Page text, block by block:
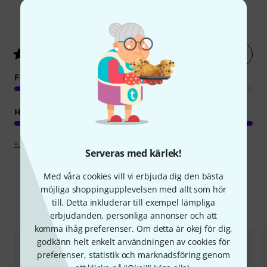
Serveras med kärlek!
Med våra cookies vill vi erbjuda dig den bästa
möjliga shoppingupplevelsen med allt som hör
till. Detta inkluderar till exempel lämpliga
erbjudanden, personliga annonser och att
komma ihåg preferenser. Om detta är okej för dig,
godkänn helt enkelt användningen av cookies för
preferenser, statistik och marknadsföring genom
Kundbetyg
/ 5
FUNKTION
HANTVERKSKVALITET
Poängpolicy
Jämför alternativ